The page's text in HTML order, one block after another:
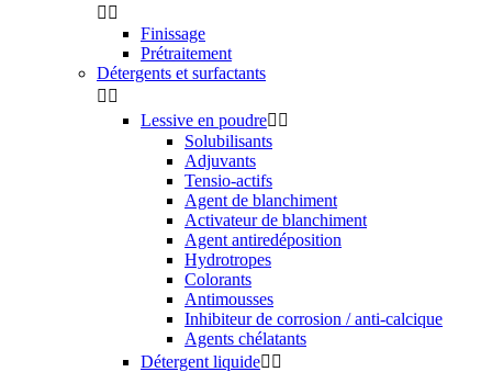
 
Finissage
Prétraitement
Détergents et surfactants
 
Lessive en poudre 
Solubilisants
Adjuvants
Tensio-actifs
Agent de blanchiment
Activateur de blanchiment
Agent antiredéposition
Hydrotropes
Colorants
Antimousses
Inhibiteur de corrosion / anti-calcique
Agents chélatants
Détergent liquide 